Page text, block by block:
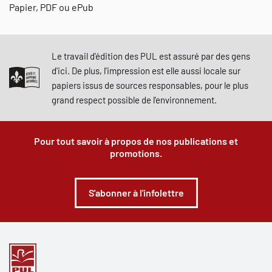
Papier, PDF ou ePub
Le travail d'édition des PUL est assuré par des gens
d'ici. De plus, l'impression est elle aussi locale sur
papiers issus de sources responsables, pour le plus
grand respect possible de l'environnement.
Pour tout savoir à propos de nos publications et
promotions.
S'abonner à l'infolettre